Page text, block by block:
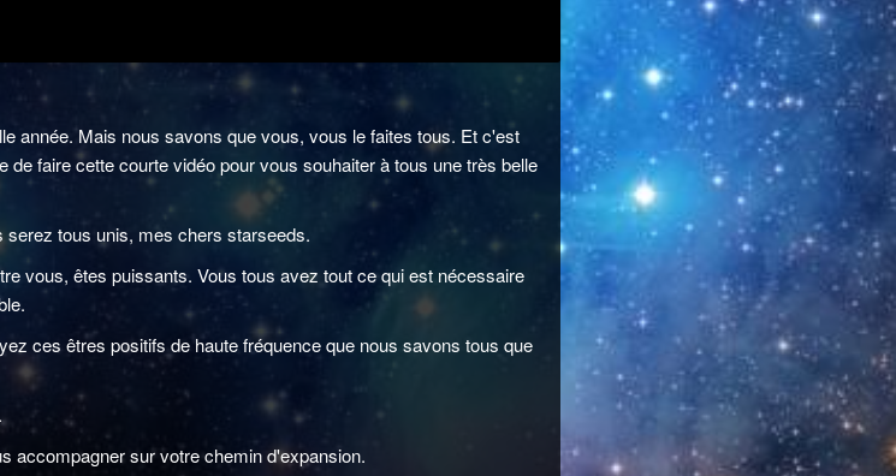
année. Mais nous savons que vous, vous le faites tous. Et c'est
faire cette courte vidéo pour vous souhaiter à tous une très belle
serez tous unis, mes chers starseeds.
vous, êtes puissants. Vous tous avez tout ce qui est nécessaire
ces êtres positifs de haute fréquence que nous savons tous que
accompagner sur votre chemin d'expansion.